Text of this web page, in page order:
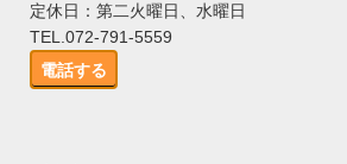
定休日：第二火曜日、水曜日
TEL.072-791-5559
電話する